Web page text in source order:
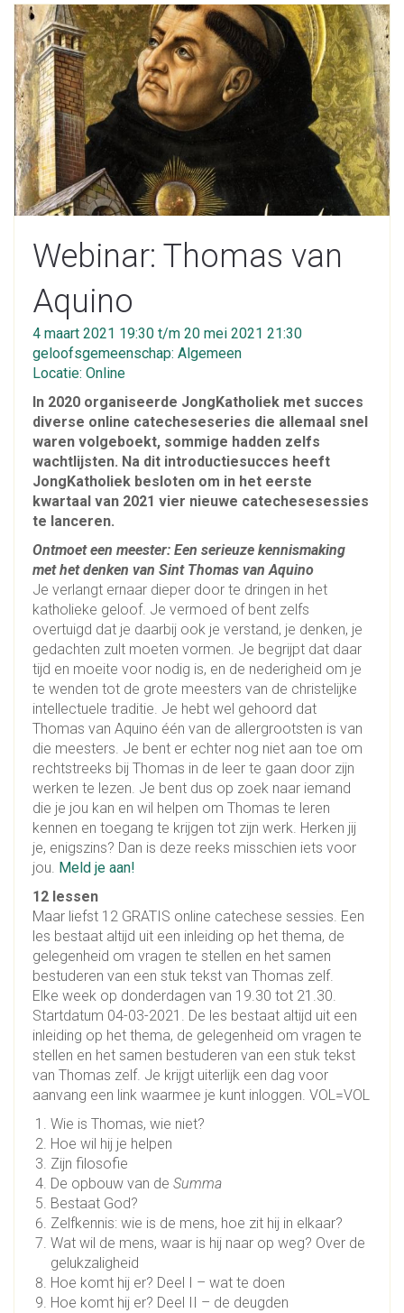
Webinar: Thomas van
Aquino
4 maart 2021 19:30 t/m 20 mei 2021 21:30
geloofsgemeenschap: Algemeen
Locatie: Online
In 2020 organiseerde JongKatholiek met succes
diverse online catecheseseries die allemaal snel
waren volgeboekt, sommige hadden zelfs
wachtlijsten. Na dit introductiesucces heeft
JongKatholiek besloten om in het eerste
kwartaal van 2021 vier nieuwe catechesesessies
te lanceren.
Ontmoet een meester: Een serieuze kennismaking
met het denken van Sint Thomas van Aquino
Je verlangt ernaar dieper door te dringen in het
katholieke geloof. Je vermoed of bent zelfs
overtuigd dat je daarbij ook je verstand, je denken, je
gedachten zult moeten vormen. Je begrijpt dat daar
tijd en moeite voor nodig is, en de nederigheid om je
te wenden tot de grote meesters van de christelijke
intellectuele traditie. Je hebt wel gehoord dat
Thomas van Aquino één van de allergrootsten is van
die meesters. Je bent er echter nog niet aan toe om
rechtstreeks bij Thomas in de leer te gaan door zijn
werken te lezen. Je bent dus op zoek naar iemand
die je jou kan en wil helpen om Thomas te leren
kennen en toegang te krijgen tot zijn werk. Herken jij
je, enigszins? Dan is deze reeks misschien iets voor
jou. Meld je aan!
12 lessen
Maar liefst 12 GRATIS online catechese sessies. Een
les bestaat altijd uit een inleiding op het thema, de
gelegenheid om vragen te stellen en het samen
bestuderen van een stuk tekst van Thomas zelf.
Elke week op donderdagen van 19.30 tot 21.30.
Startdatum 04-03-2021. De les bestaat altijd uit een
inleiding op het thema, de gelegenheid om vragen te
stellen en het samen bestuderen van een stuk tekst
van Thomas zelf. Je krijgt uiterlijk een dag voor
aanvang een link waarmee je kunt inloggen. VOL=VOL
Wie is Thomas, wie niet?
Hoe wil hij je helpen
Zijn filosofie
De opbouw van de Summa
Bestaat God?
Zelfkennis: wie is de mens, hoe zit hij in elkaar?
Wat wil de mens, waar is hij naar op weg? Over de
gelukzaligheid
Hoe komt hij er? Deel I – wat te doen
Hoe komt hij er? Deel II – de deugden